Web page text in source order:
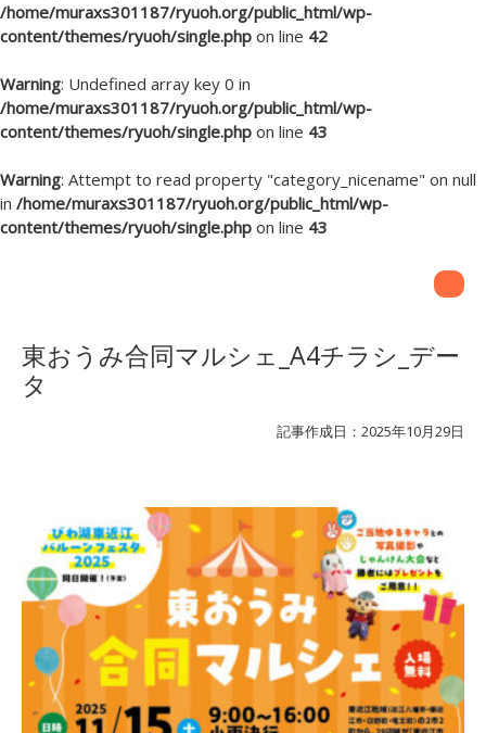
/home/muraxs301187/ryuoh.org/public_html/wp-
content/themes/ryuoh/single.php on line 42
Warning: Undefined array key 0 in
/home/muraxs301187/ryuoh.org/public_html/wp-
content/themes/ryuoh/single.php on line 43
Warning: Attempt to read property "category_nicename" on null
in /home/muraxs301187/ryuoh.org/public_html/wp-
content/themes/ryuoh/single.php on line 43
東おうみ合同マルシェ_A4チラシ_デー
タ
記事作成日：2025年10月29日